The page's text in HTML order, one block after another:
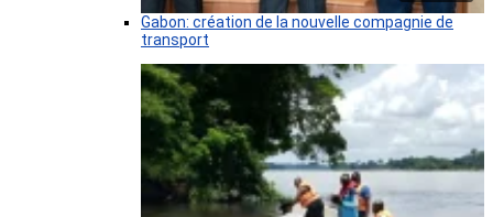
Gabon: création de la nouvelle compagnie de
transport